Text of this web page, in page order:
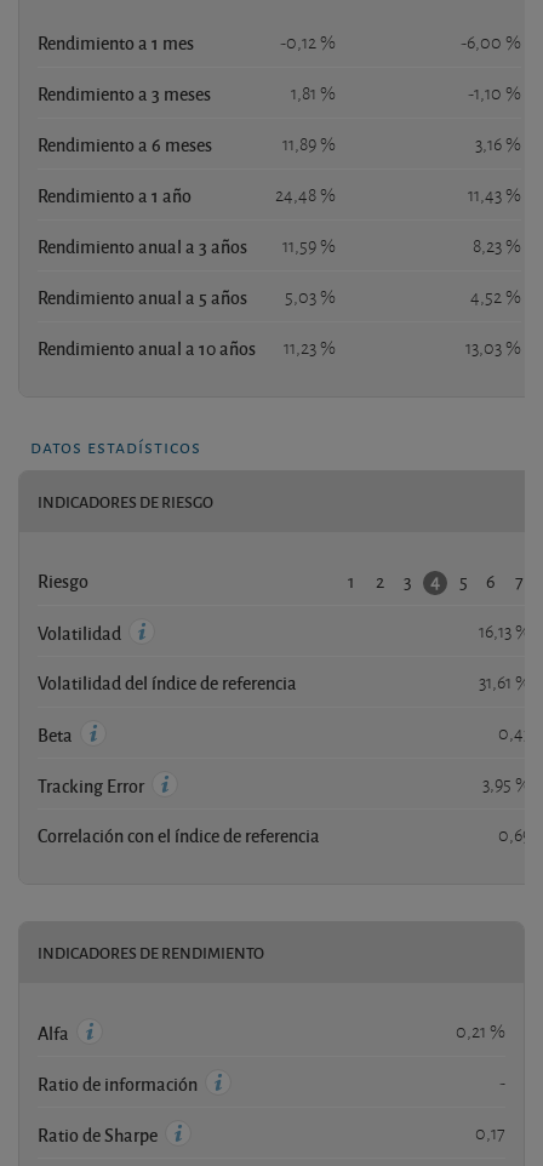
Rendimiento a 1 mes -0,12 % -6,00 %
Rendimiento a 3 meses 1,81 % -1,10 %
Rendimiento a 6 meses 11,89 % 3,16 %
Rendimiento a 1 año 24,48 % 11,43 %
Rendimiento anual a 3 años 11,59 % 8,23 %
Rendimiento anual a 5 años 5,03 % 4,52 %
Rendimiento anual a 10 años 11,23 % 13,03 %
datos estadísticos
INDICADORES DE RIESGO
Riesgo 1 2 3 4 5 6 7
Volatilidad 16,13 %
Volatilidad del índice de referencia 31,61 %
Beta 0,43
Tracking Error 3,95 %
Correlación con el índice de referencia 0,69
INDICADORES DE RENDIMIENTO
Alfa 0,21 %
Ratio de información -
Ratio de Sharpe 0,17